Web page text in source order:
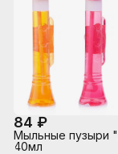
84 ₽
Мыльные пузыри
40мл